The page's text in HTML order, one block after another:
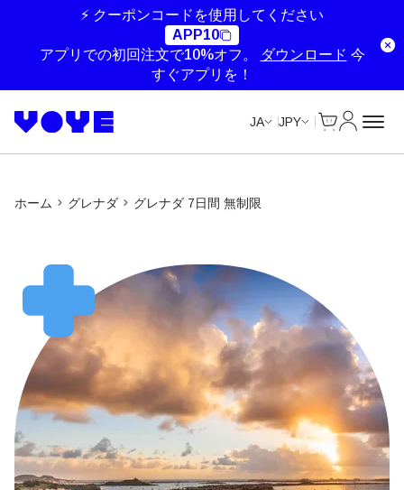
⚡ クーポンコードを使用してください
APP10
アプリでの初回注文で10%オフ。
ダウンロード 今
すぐアプリを！
JA JPY
ホーム グレナダ グレナダ 7日間 無制限
Unlimited Data
Unlimited Data
Unlimited Data